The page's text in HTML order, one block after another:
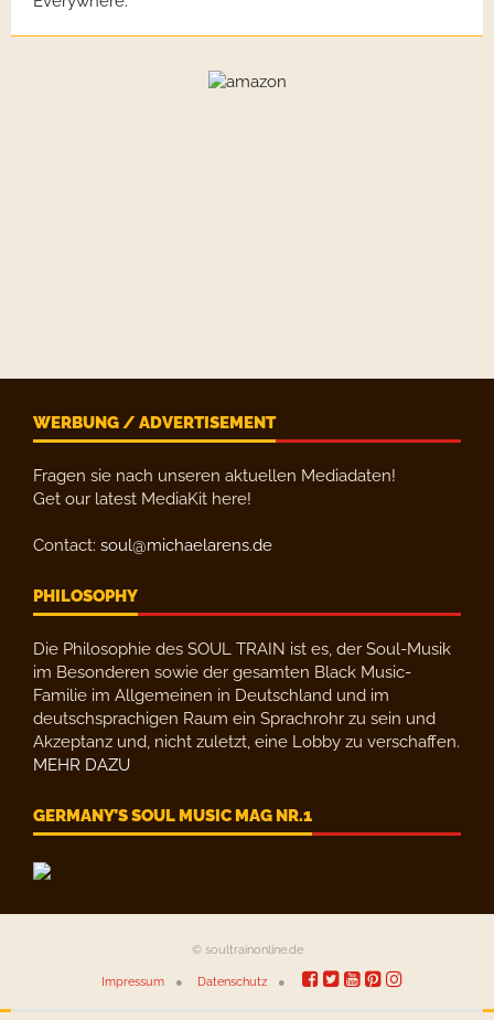
WERBUNG / ADVERTISEMENT
Fragen sie nach unseren aktuellen Mediadaten!
Get our latest MediaKit here!
Contact: soul@michaelarens.de
PHILOSOPHY
Die Philosophie des SOUL TRAIN ist es, der Soul-Musik
im Besonderen sowie der gesamten Black Music-
Familie im Allgemeinen in Deutschland und im
deutschsprachigen Raum ein Sprachrohr zu sein und
Akzeptanz und, nicht zuletzt, eine Lobby zu verschaffen.
MEHR DAZU
GERMANY’S SOUL MUSIC MAG NR.1
© soultrainonline.de
Impressum Datenschutz